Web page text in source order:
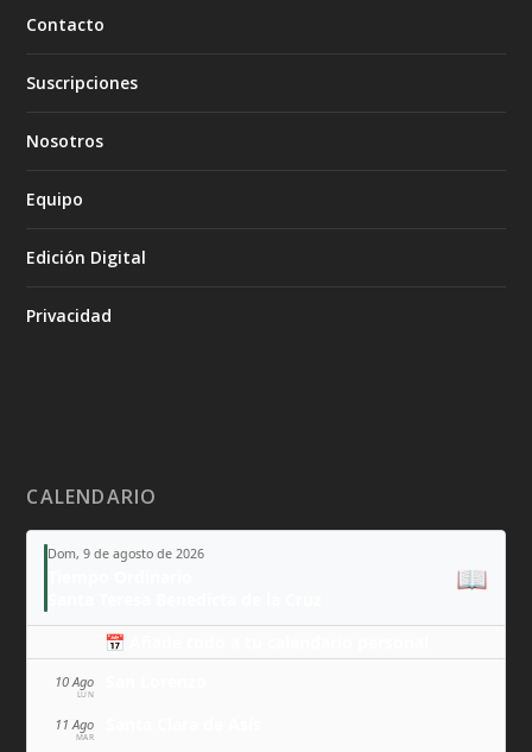
Contacto
Suscripciones
Nosotros
Equipo
Edición Digital
Privacidad
CALENDARIO
Dom, 9 de agosto de 2026
📖
📅 Añade todo a tu calendario personal
10 Ago
LUN
11 Ago
MAR